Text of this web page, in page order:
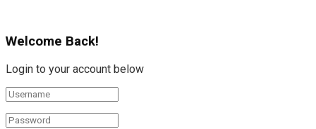
Welcome Back!
Login to your account below